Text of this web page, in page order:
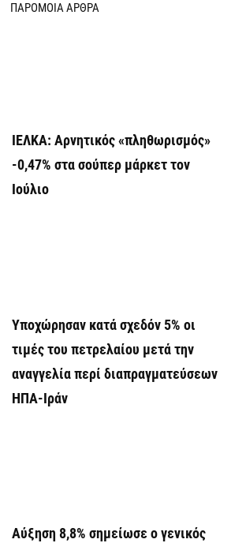
ΠΑΡΟΜΟΙΑ ΑΡΘΡΑ
ΙΕΛΚΑ: Αρνητικός «πληθωρισμός»
-0,47% στα σούπερ μάρκετ τον
Ιούλιο
Υποχώρησαν κατά σχεδόν 5% οι
τιμές του πετρελαίου μετά την
αναγγελία περί διαπραγματεύσεων
ΗΠΑ-Ιράν
Αύξηση 8,8% σημείωσε ο γενικός